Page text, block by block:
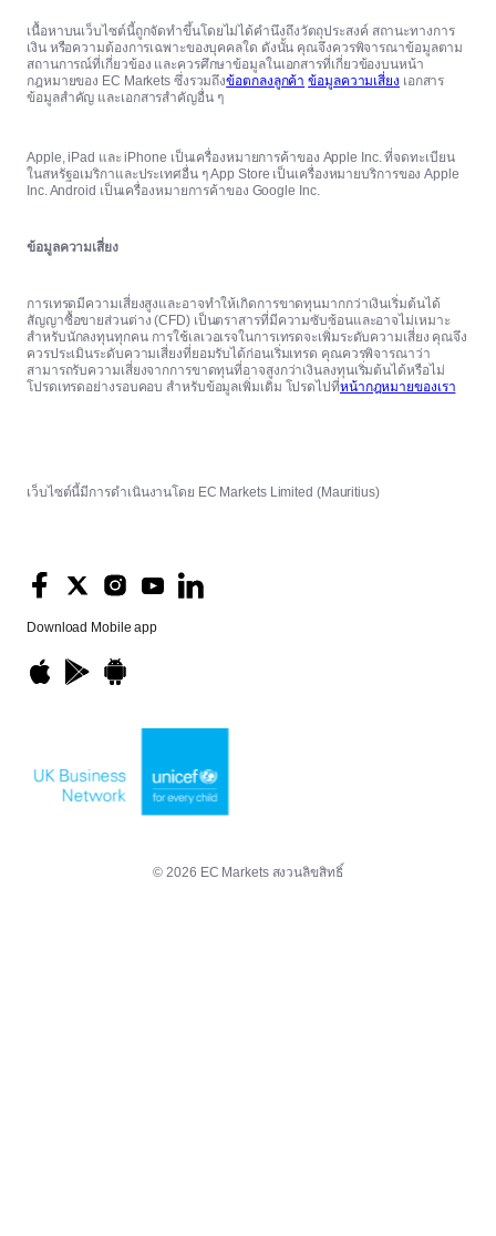
เนื้อหาบนเว็บไซต์นี้ถูกจัดทำขึ้นโดยไม่ได้คำนึงถึงวัตถุประสงค์ สถานะทางการ
เงิน หรือความต้องการเฉพาะของบุคคลใด ดังนั้น คุณจึงควรพิจารณาข้อมูลตาม
สถานการณ์ที่เกี่ยวข้อง และควรศึกษาข้อมูลในเอกสารที่เกี่ยวข้องบนหน้า
กฎหมายของ EC Markets ซึ่งรวมถึงข้อตกลงลูกค้า ข้อมูลความเสี่ยง เอกสาร
ข้อมูลสำคัญ และเอกสารสำคัญอื่น ๆ
Apple, iPad และ iPhone เป็นเครื่องหมายการค้าของ Apple Inc. ที่จดทะเบียน
ในสหรัฐอเมริกาและประเทศอื่น ๆ App Store เป็นเครื่องหมายบริการของ Apple
Inc. Android เป็นเครื่องหมายการค้าของ Google Inc.
ข้อมูลความเสี่ยง
การเทรดมีความเสี่ยงสูงและอาจทำให้เกิดการขาดทุนมากกว่าเงินเริ่มต้นได้
สัญญาซื้อขายส่วนต่าง (CFD) เป็นตราสารที่มีความซับซ้อนและอาจไม่เหมาะ
สำหรับนักลงทุนทุกคน การใช้เลเวอเรจในการเทรดจะเพิ่มระดับความเสี่ยง คุณจึง
ควรประเมินระดับความเสี่ยงที่ยอมรับได้ก่อนเริ่มเทรด คุณควรพิจารณาว่า
สามารถรับความเสี่ยงจากการขาดทุนที่อาจสูงกว่าเงินลงทุนเริ่มต้นได้หรือไม่
โปรดเทรดอย่างรอบคอบ สำหรับข้อมูลเพิ่มเติม โปรดไปที่หน้ากฎหมายของเรา
Download Mobile app
เว็บไซต์นี้มีการดำเนินงานโดย EC Markets Limited (Mauritius)
© 2026 EC Markets สงวนลิขสิทธิ์